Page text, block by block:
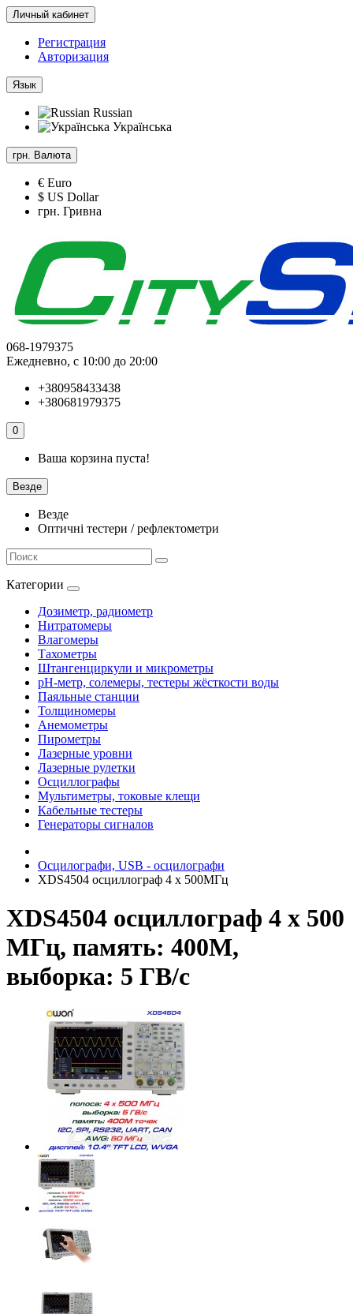
Личный кабинет
Регистрация
Авторизация
Язык
Russian
Українська
грн. Валюта
€ Euro
$ US Dollar
грн. Гривна
068-1979375
Ежедневно, с 10:00 до 20:00
+380958433438
+380681979375
0
Ваша корзина пуста!
Везде
Везде
Оптичні тестери / рефлектометри
Категории
Дозиметр, радиометр
Нитратомеры
Влагомеры
Тахометры
Штангенциркули и микрометры
pH-метр, солемеры, тестеры жёсткости воды
Паяльные станции
Толщиномеры
Анемометры
Пирометры
Лазерные уровни
Лазерные рулетки
Осциллографы
Мультиметры, токовые клещи
Кабельные тестеры
Генераторы сигналов
Осцилографи, USB - осцилографи
XDS4504 осциллограф 4 х 500МГц
XDS4504 осциллограф 4 х 500
МГц, память: 400М,
выборка: 5 ГВ/с